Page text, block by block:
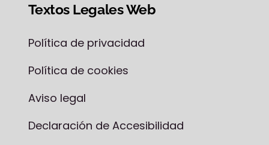
Textos Legales Web
Política de privacidad
Política de cookies
Aviso legal
Declaración de Accesibilidad